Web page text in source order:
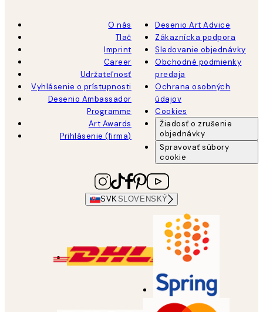
O nás
Tlač
Imprint
Career
Udržateľnosť
Vyhlásenie o prístupnosti
Desenio Ambassador
Programme
Art Awards
Prihlásenie (firma)
Desenio Art Advice
Zákaznícka podpora
Sledovanie objednávky
Obchodné podmienky
predaja
Ochrana osobných
údajov
Cookies
Žiadosť o zrušenie
objednávky
Spravovať súbory
cookie
SVKSLOVENSKÝ